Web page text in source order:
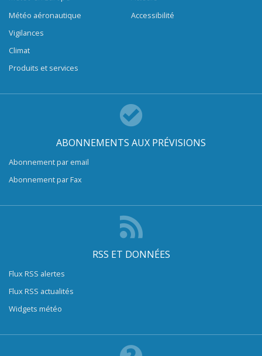
Météo aéronautique
Vigilances
Climat
Produits et services
Accessibilité
ABONNEMENTS AUX PRÉVISIONS
Abonnement par email
Abonnement par Fax
RSS ET DONNÉES
Flux RSS alertes
Flux RSS actualités
Widgets météo